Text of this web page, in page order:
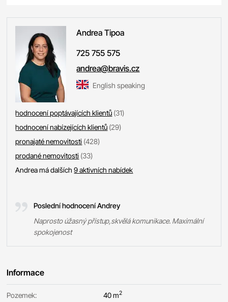
AndreaTipoa
725 755 575
andrea@bravis.cz
English speaking
hodnocení poptávajících klientů (31)
hodnocení nabízejících klientů (29)
pronajaté nemovitosti (428)
prodané nemovitosti (33)
Andrea má dalších9 aktivních nabídek
Poslední hodnocení Andrey
Naprosto úžasný přístup,skvělá komunikace. Maximální
spokojenost
Informace
Pozemek: 40 m2